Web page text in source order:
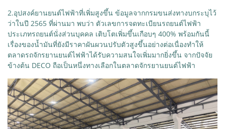
2.อุปสงค์ยานยนต์ไฟฟ้าที่เพิ่มสูงขึ้น ข้อมูลจากกรมขนส่งทางบกระบุไว้
ว่าในปี 2565 ที่ผ่านมา พบว่า ตัวเลขการจดทะเบียนรถยนต์ไฟฟ้า
ประเภทรถยนต์นั่งส่วนบุคคล เติบโตเพิ่มขึ้นเกือบๆ 400% พร้อมกันนี้
เรื่องของน้ำมันที่ยังมีราคาผันผวนปรับตัวสูงขึ้นอย่างต่อเนื่องทำให้
ตลาดรถจักรยานยนต์ไฟฟ้าได้รับความสนใจเพิ่มมากยิ่งขึ้น จากปัจจัย
ข้างต้น DECO ถือเป็นหนึ่งทางเลือกในตลาดจักรยานยนต์ไฟฟ้า